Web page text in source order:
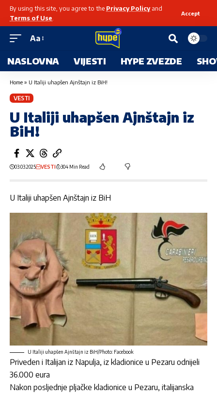
By using this site, you agree to the Privacy Policyand
Terms of Use
Accept
Aa
NASLOVNA VIJESTI HYPE ZVEZDE
Home » U Italiji uhapšen Ajnštajn iz BiH!
VESTI
U Italiji uhapšen Ajnštajn iz
BiH!
03.03.2025 VESTI 304 Min Read
U Italiji uhapšen Ajnštajn iz BiH
U Italiji uhapšen Ajnštajn iz BiH/Photo: Facebook
Priveden i Italijan iz Napulja, iz kladionice u Pezaru odnijeli
36.000 eura
Nakon posljednje pljačke kladionice u Pezaru, italijanska